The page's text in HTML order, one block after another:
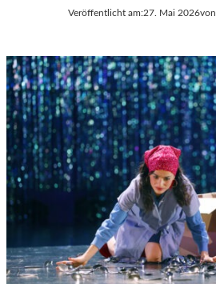
Veröffentlicht am:27. Mai 2026von